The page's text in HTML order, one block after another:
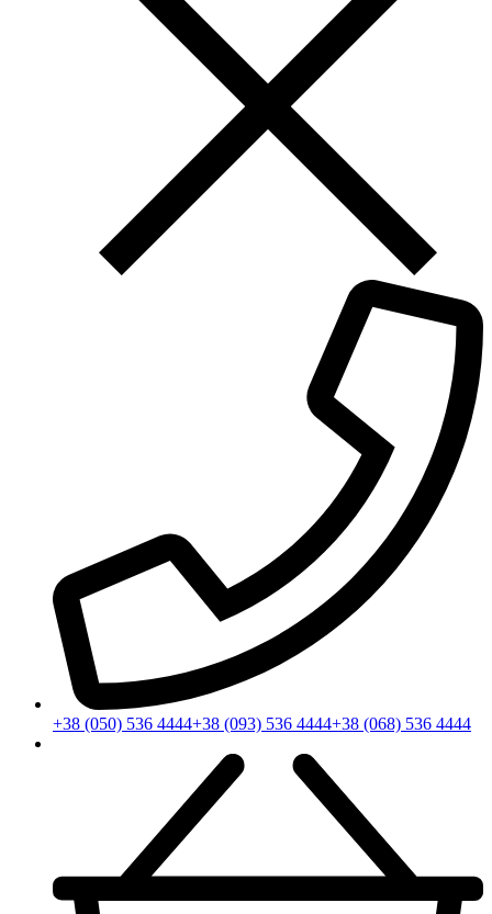
+38 (050) 536 4444+38 (093) 536 4444+38 (068) 536 4444